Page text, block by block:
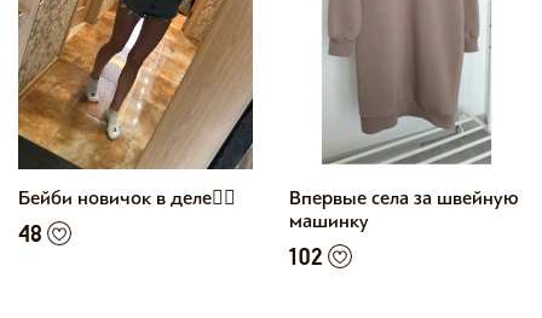
Бейби новичок в деле👍🏼
48
Впервые села за швейную
машинку
102